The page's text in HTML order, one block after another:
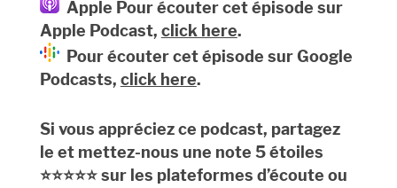
Apple Pour écouter cet épisode sur
Apple Podcast, click here.
Pour écouter cet épisode sur Google
Podcasts, click here.
Si vous appréciez ce podcast, partagez
le et mettez-nous une note 5 étoiles
⭐️⭐️⭐️⭐️️⭐️ sur les plateformes d’écoute ou